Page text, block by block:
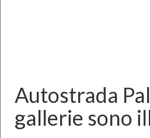
Autostrada
gallerie sono